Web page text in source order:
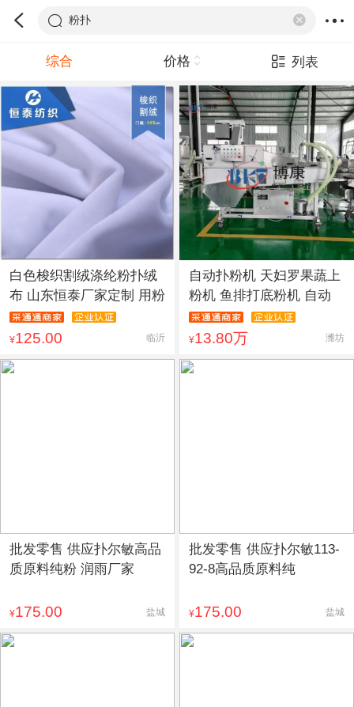
粉扑
综合 价格 列表
白色梭织割绒涤纶粉扑绒
布 山东恒泰厂家定制 用粉
¥125.00 临沂
自动扑粉机 天妇罗果蔬上
粉机 鱼排打底粉机 自动
¥13.80万 潍坊
批发零售 供应扑尔敏高品
质原料纯粉 润雨厂家
¥175.00 盐城
批发零售 供应扑尔敏113-
92-8高品质原料纯
¥175.00 盐城